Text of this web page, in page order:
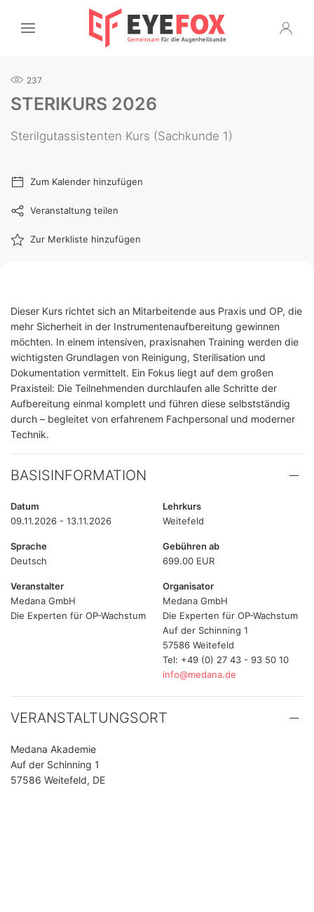
237
STERIKURS 2026
Sterilgutassistenten Kurs (Sachkunde 1)
Zum Kalender hinzufügen
Veranstaltung teilen
Zur Merkliste hinzufügen
Dieser Kurs richtet sich an Mitarbeitende aus Praxis und OP, die
mehr Sicherheit in der Instrumentenaufbereitung gewinnen
möchten. In einem intensiven, praxisnahen Training werden die
wichtigsten Grundlagen von Reinigung, Sterilisation und
Dokumentation vermittelt. Ein Fokus liegt auf dem großen
Praxisteil: Die Teilnehmenden durchlaufen alle Schritte der
Aufbereitung einmal komplett und führen diese selbstständig
durch – begleitet von erfahrenem Fachpersonal und moderner
Technik.
BASISINFORMATION
Datum
09.11.2026 - 13.11.2026
Lehrkurs
Weitefeld
Sprache
Deutsch
Gebühren ab
699.00 EUR
Veranstalter
Medana GmbH
Die Experten für OP-Wachstum
Organisator
Medana GmbH
Die Experten für OP-Wachstum
Auf der Schinning 1
57586 Weitefeld
Tel: +49 (0) 27 43 - 93 50 10
info@medana.de
VERANSTALTUNGSORT
Medana Akademie
Auf der Schinning 1
57586 Weitefeld, DE